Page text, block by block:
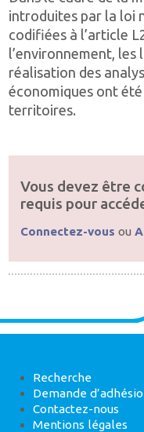
introduites par la loi
codifiées à l’article
l’environnement, les
réalisation des
économiques ont
territoires.
Vous devez être
requis pour
Connectez-vous ou
Recherche
Demande
Contactez-nous
Mentions légales